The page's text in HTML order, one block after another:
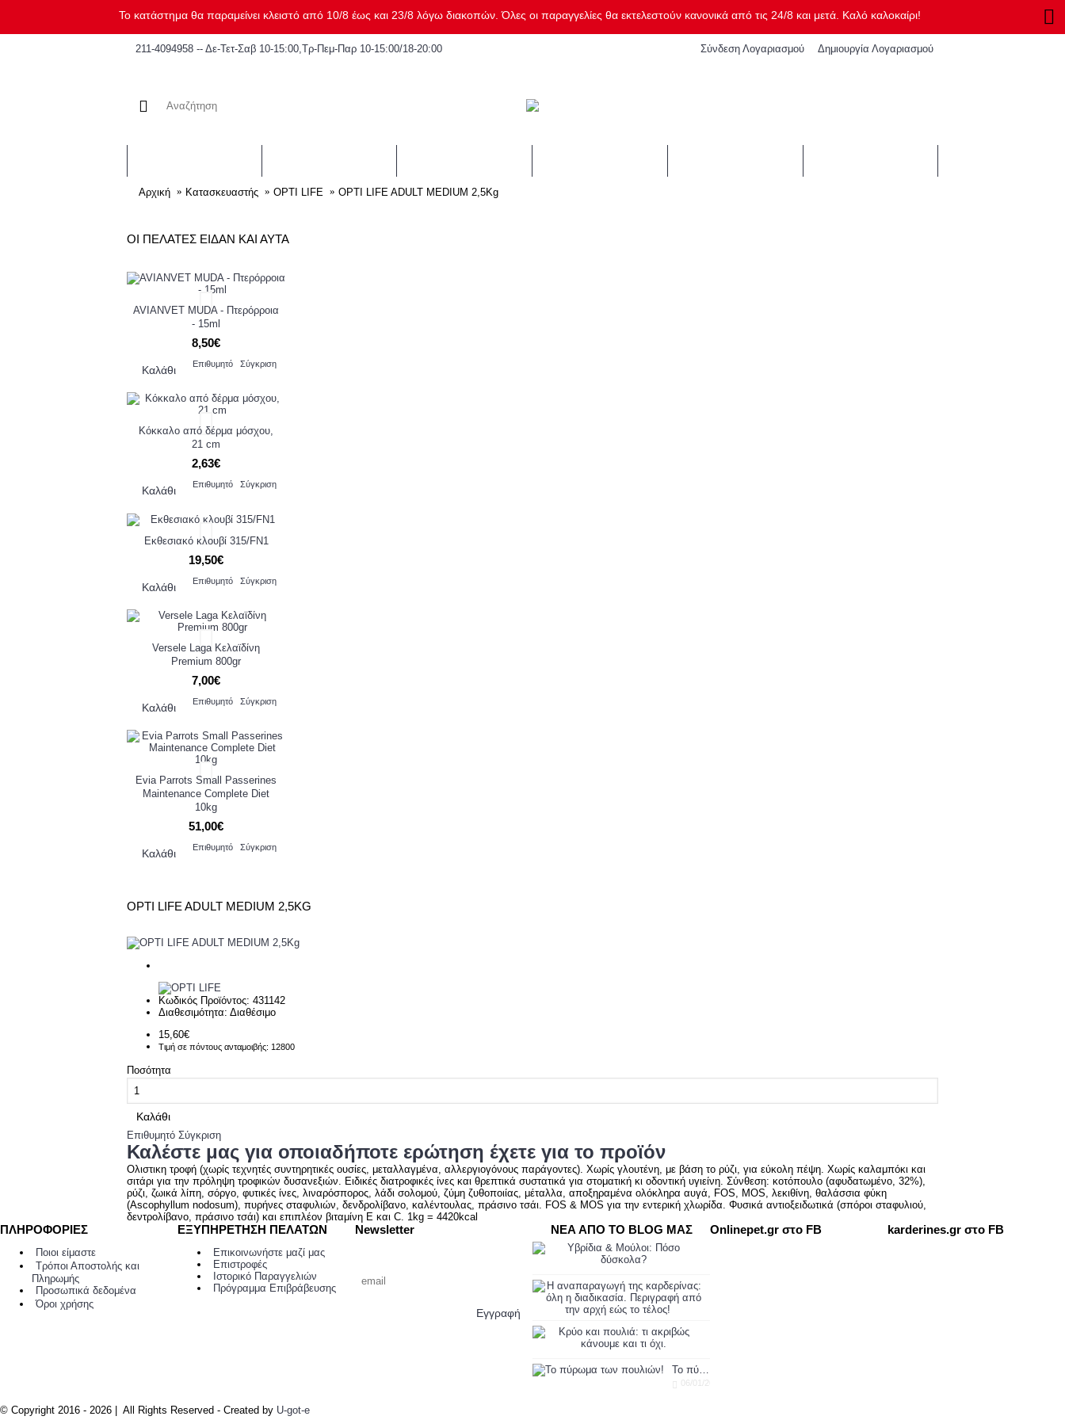
Το κατάστημα θα παραμείνει κλειστό από 10/8 έως και 23/8 λόγω διακοπών. Όλες οι παραγγελίες θα εκτελεστούν κανονικά από τις 24/8 και μετά. Καλό καλοκαίρι!
211-4094958 -- Δε-Τετ-Σαβ 10-15:00,Τρ-Πεμ-Παρ 10-15:00/18-20:00 Σύνδεση Λογαριασμού Δημιουργία Λογαριασμού
Αρχική Κατασκευαστής OPTI LIFE OPTI LIFE ADULT MEDIUM 2,5Kg
ΟΙ ΠΕΛΑΤΕΣ ΕΙΔΑΝ ΚΑΙ ΑΥΤΑ
AVIANVET MUDA - Πτερόρροια
- 15ml
8,50€
Καλάθι Επιθυμητό Σύγκριση
Κόκκαλο από δέρμα μόσχου,
21 cm
2,63€
Καλάθι Επιθυμητό Σύγκριση
Εκθεσιακό κλουβί 315/FN1
19,50€
Καλάθι Επιθυμητό Σύγκριση
Versele Laga Κελαϊδίνη
Premium 800gr
7,00€
Καλάθι Επιθυμητό Σύγκριση
Evia Parrots Small Passerines
Μaintenance Complete Diet
10kg
51,00€
Καλάθι Επιθυμητό Σύγκριση
OPTI LIFE ADULT MEDIUM 2,5KG
Κωδικός Προϊόντος: 431142
Διαθεσιμότητα: Διαθέσιμο
15,60€
Τιμή σε πόντους ανταμοιβής: 12800
Ποσότητα
Καλάθι
Επιθυμητό Σύγκριση
Καλέστε μας για οποιαδήποτε ερώτηση έχετε για το προϊόν
Ολιστικη τροφή (χωρίς τεχνητές συντηρητικές ουσίες, μεταλλαγμένα, αλλεργιογόνους παράγοντες). Χωρίς γλουτένη, με βάση το ρύζι, για εύκολη πέψη. Χωρίς καλαμπόκι και
σιτάρι για την πρόληψη τροφικών δυσανεξιών. Ειδικές διατροφικές ίνες και θρεπτικά συστατικά για στοματική κι οδοντική υγιείνη. Σύνθεση: κοτόπουλο (αφυδατωμένο, 32%),
ρύζι, ζωικά λίπη, σόργο, φυτικές ίνες, λιναρόσπορος, λάδι σολομού, ζύμη ζυθοποιίας, μέταλλα, αποξηραμένα ολόκληρα αυγά, FOS, MOS, λεκιθίνη, θαλάσσια φύκη
(Ascophyllum nodosum), πυρήνες σταφυλιών, δενδρολίβανο, καλέντουλας, πράσινο τσάι. FOS & MOS για την εντερική χλωρίδα. Φυσικά αντιοξειδωτικά (σπόροι σταφυλιού,
δεντρολίβανο, πράσινο τσάι) και επιπλέον βιταμίνη E και C. 1kg = 4420kcal
ΠΛΗΡΟΦΟΡΙΕΣ
Ποιοι είμαστε
Τρόποι Αποστολής και
Πληρωμής
Προσωπικά δεδομένα
Όροι χρήσης
ΕΞΥΠΗΡΕΤΗΣΗ ΠΕΛΑΤΩΝ
Επικοινωνήστε μαζί μας
Επιστροφές
Ιστορικό Παραγγελιών
Πρόγραμμα Επιβράβευσης
Newsletter
Εγγραφή
ΝΕΑ ΑΠΟ ΤΟ BLOG ΜΑΣ
To πύρωμα των πουλιών!
06/01/2019
Onlinepet.gr στο FB karderines.gr στο FB
© Copyright 2016 - 2026 | All Rights Reserved - Created by U-got-e